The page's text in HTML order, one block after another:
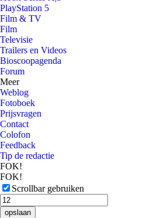
PlayStation 5
Film & TV
Film
Televisie
Trailers en Videos
Bioscoopagenda
Forum
Meer
Weblog
Fotoboek
Prijsvragen
Contact
Colofon
Feedback
Tip de redactie
FOK!
FOK!
Scrollbar gebruiken
opslaan